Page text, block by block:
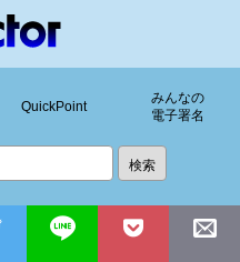
QuickPoint
みんなの
電子署名